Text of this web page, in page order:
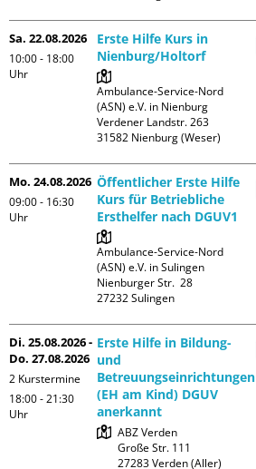
Sa. 22.08.2026
10:00 - 18:00
Uhr
Erste Hilfe Kurs in
Nienburg/Holtorf
Ambulance-Service-Nord
(ASN) e.V. in Nienburg
Verdener Landstr. 263
Mo. 24.08.2026
09:00 - 16:30
Uhr
Öffentlicher Erste Hilfe
Kurs für Betriebliche
Ersthelfer nach DGUV1
Ambulance-Service-Nord
(ASN) e.V. in Sulingen
Nienburger Str.  28
Di. 25.08.2026 -
Do. 27.08.2026
2 Kurstermine
18:00 - 21:30
Uhr
Erste Hilfe in Bildung-
und
Betreuungseinrichtungen
(EH am Kind) DGUV
anerkannt
ABZ Verden
Große Str. 111